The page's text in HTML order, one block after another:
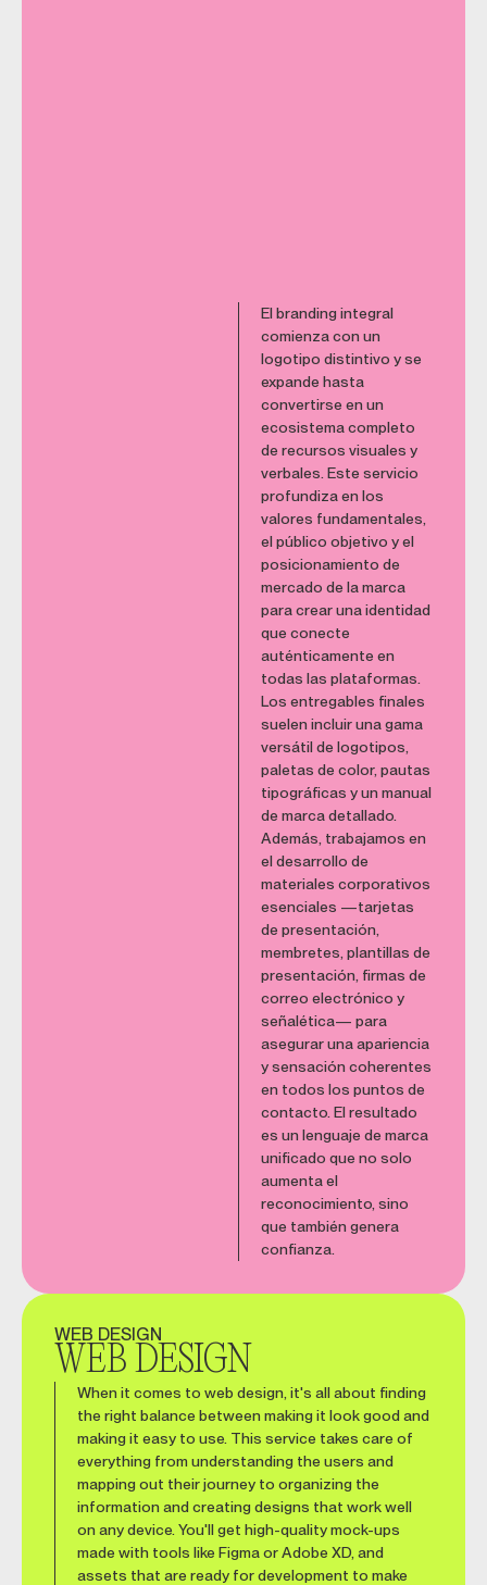
El branding integral
comienza con un
logotipo distintivo y se
expande hasta
convertirse en un
ecosistema completo
de recursos visuales y
verbales. Este servicio
profundiza en los
valores fundamentales,
el público objetivo y el
posicionamiento de
mercado de la marca
para crear una identidad
que conecte
auténticamente en
todas las plataformas.
Los entregables finales
suelen incluir una gama
versátil de logotipos,
paletas de color, pautas
tipográficas y un manual
de marca detallado.
Además, trabajamos en
el desarrollo de
materiales corporativos
esenciales —tarjetas
de presentación,
membretes, plantillas de
presentación, firmas de
correo electrónico y
señalética— para
asegurar una apariencia
y sensación coherentes
en todos los puntos de
contacto. El resultado
es un lenguaje de marca
unificado que no solo
aumenta el
reconocimiento, sino
que también genera
confianza.
WEB DESIGN
WEB DESIGN
When it comes to web design, it's all about finding
the right balance between making it look good and
making it easy to use. This service takes care of
everything from understanding the users and
mapping out their journey to organizing the
information and creating designs that work well
on any device. You'll get high-quality mock-ups
made with tools like Figma or Adobe XD, and
assets that are ready for development to make